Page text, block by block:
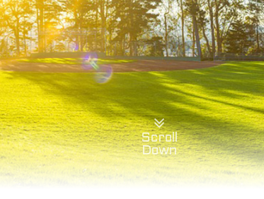
Scroll
Down